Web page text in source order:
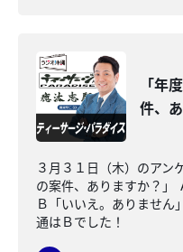
「年
件、
３月３１日（木）のアン
の案件、ありますか？
Ｂ「いいえ。ありません
通はＢでした！